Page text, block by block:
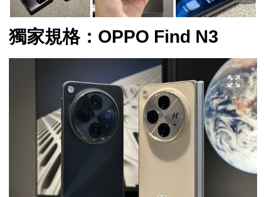
獨家規格：OPPO Find N3